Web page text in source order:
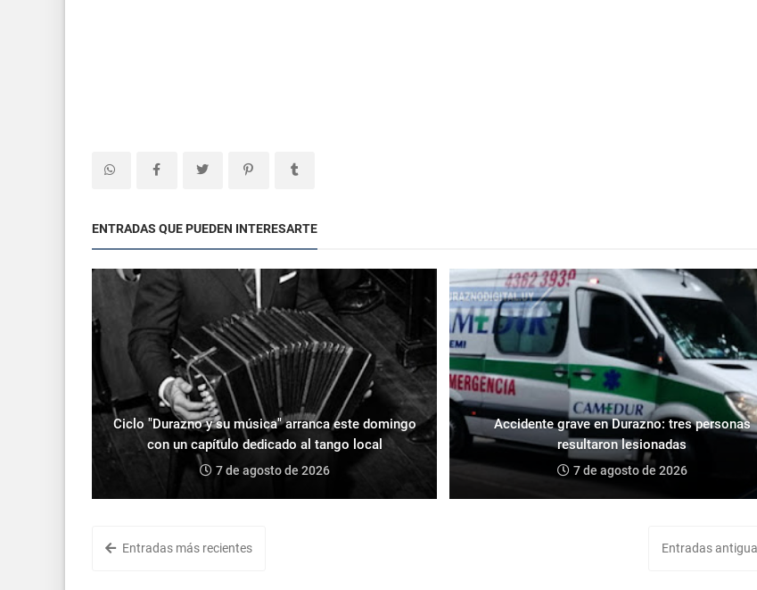
ENTRADAS QUE PUEDEN INTERESARTE
Ciclo "Durazno y su música" arranca este domingo
con un capítulo dedicado al tango local
7 de agosto de 2026
Accidente grave en Durazno: tres personas
resultaron lesionadas
7 de agosto de 2026
Entradas más recientes Entradas